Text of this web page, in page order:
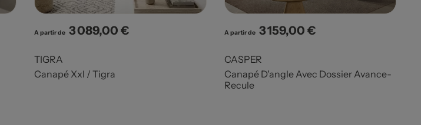
A partir de Prix
3 089,00 €
TIGRA
Canapé Xxl / Tigra
A partir de Prix
3 159,00 €
CASPER
Canapé D'angle Avec Dossier Avance-
Recule